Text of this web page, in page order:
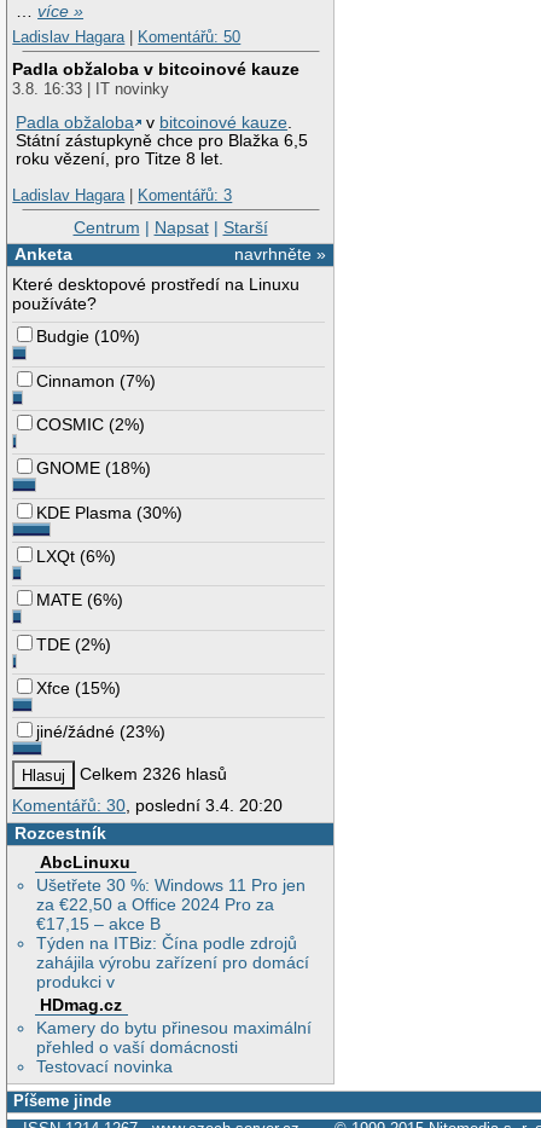
…více »
Ladislav Hagara| Komentářů: 50
Padla obžaloba v bitcoinové kauze
3.8. 16:33 | IT novinky
Padla obžaloba
v bitcoinové kauze.
Státní zástupkyně chce pro Blažka 6,5
roku vězení, pro Titze 8 let.
Ladislav Hagara| Komentářů: 3
Centrum | Napsat| Starší
navrhněte »
Anketa
Které desktopové prostředí na Linuxu
používáte?
Budgie (10%)
Cinnamon (7%)
COSMIC (2%)
GNOME (18%)
KDE Plasma (30%)
LXQt (6%)
MATE (6%)
TDE (2%)
Xfce (15%)
jiné/žádné (23%)
Celkem 2326 hlasů
Komentářů: 30 , poslední 3.4. 20:20
Rozcestník
AbcLinuxu
Ušetřete 30 %: Windows 11 Pro jen
za €22,50 a Office 2024 Pro za
€17,15 – akce B
Týden na ITBiz: Čína podle zdrojů
zahájila výrobu zařízení pro domácí
produkci v
HDmag.cz
Kamery do bytu přinesou maximální
přehled o vaší domácnosti
Testovací novinka
Píšeme jinde